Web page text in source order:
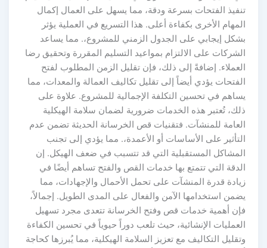
الفتحات بسرعة ودقة، مما يسهل على العمال إكمال
الأخرى بكفاءة أعلى. هذا التسريع في العملية يؤثر
إيجابي على الجدول الزمني للمشروع،. مما يساعد
على الالتزام بمواعيد التسليم المقررة وتحقيق رضا
إضافةً إلى ذلك، فإن تقليل الزمن المطلوب لفتح
يؤدي أيضاً إلى تقليل تكاليف العمالة والمعدات، مما
في تحسين التكلفة الإجمالية للمشروع. علاوة على
تُعتبر هذه الخدمات ضرورية لضمان سلامة الهيكلية
للمنشآت. فتقنيات قص الخرسانة الحديثة تضمن عدم
على الأساسات أو الأعمدة،. مما يؤدي إلى تجنب
المستقبلية التي قد تتسبب في ضعف الهيكل. إن
التي تتمتع بها خدمات القص والفتح تساهم أيضًا في
قدرة المنشآت على تحمل الأحمال والإجهادات، مما
استخدامها الآمن والفعال على المدى الطويل. إجمالاً،
أهمية خدمات قص وفتح الخرسانة تتعدى مجرد تسهيل
الإنشائية، حيث تلعب دوراً حيوياً في تحسين الكفاءة
التكاليف مع تعزيز السلامة الهيكلية، مما يُبرزها كحاجة